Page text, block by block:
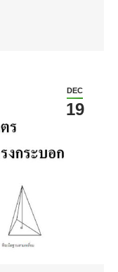
DEC
19